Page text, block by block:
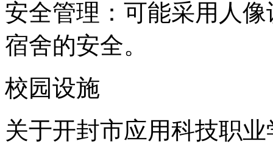
安全管理：可能采用人
宿舍的安全。
校园设施
关于开封市应用科技职